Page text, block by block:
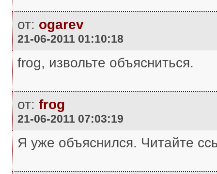
от: ogarev
21-06-2011 01:10:18
frog, извольте объясниться.
от: frog
21-06-2011 07:03:19
Я уже объяснился. Читайте